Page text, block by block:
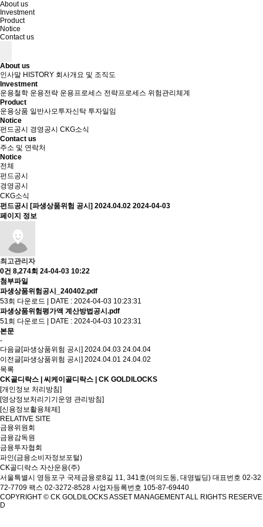
About us
Investment
Product
Notice
Contact us
About us
인사말 HISTORY 회사개요 및 조직도
Investment
운용철학 운용전략 운용프로세스 전략프로세스 위험관리체계
Product
운용상품 일반사모투자신탁 투자일임
Notice
펀드공시
경영공시 CKG소식
Contact us
주소 및 연락처
Notice
전체
펀드공시
경영공시
CKG소식
펀드공시
[파생상품위험 공시] 2024.04.02 2024-04-03
페이지 정보
최고관리자
0건 8,274회 24-04-03 10:22
첨부파일
파생상품위험공시_240402.pdf
53회 다운로드 | DATE : 2024-04-03 10:23:31
파생상품위험평가액 계산방법공시.pdf
51회 다운로드 | DATE : 2024-04-03 10:23:31
본문
-
다음글[파생상품위험 공시] 2024.04.03 24.04.04
이전글[파생상품위험 공시] 2024.04.01 24.04.02
목록
CK골디락스 | 씨케이골디락스 | CK GOLDILOCKS
[개인정보 처리방침]
[영상정보처리기기운영 관리방침]
[신용정보활용체제]
RELATIVE SITE
금융위원회
금융감독원
금융투자협회
파인(금융소비자정보포털)
CK골디락스 자산운용(주)
서울특별시 영등포구 국제금융로8길 11, 341호(여의도동, 대영빌딩) 대표번호 02-32
72-7709 팩스 02-3272-8528 사업자등록번호 105-87-69440
COPYRIGHT © CK GOLDILOCKS ASSET MANAGEMENT ALL RIGHTS RESERVE
D